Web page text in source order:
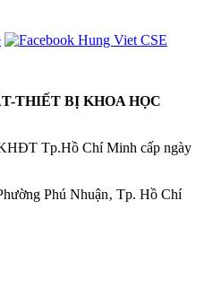
THIẾT BỊ KHOA HỌC
Tp.Hồ Chí Minh cấp ngày
Phú Nhuận‚ Tp. Hồ Chí